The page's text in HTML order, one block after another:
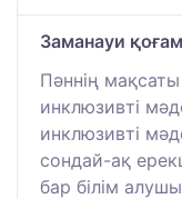
Заманауи
Пәннің
инклюзивті
инклюзивті
сондай-ақ
бар білім